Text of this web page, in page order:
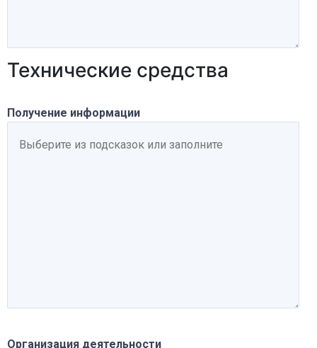
Технические средства
Получение информации
Организация деятельности